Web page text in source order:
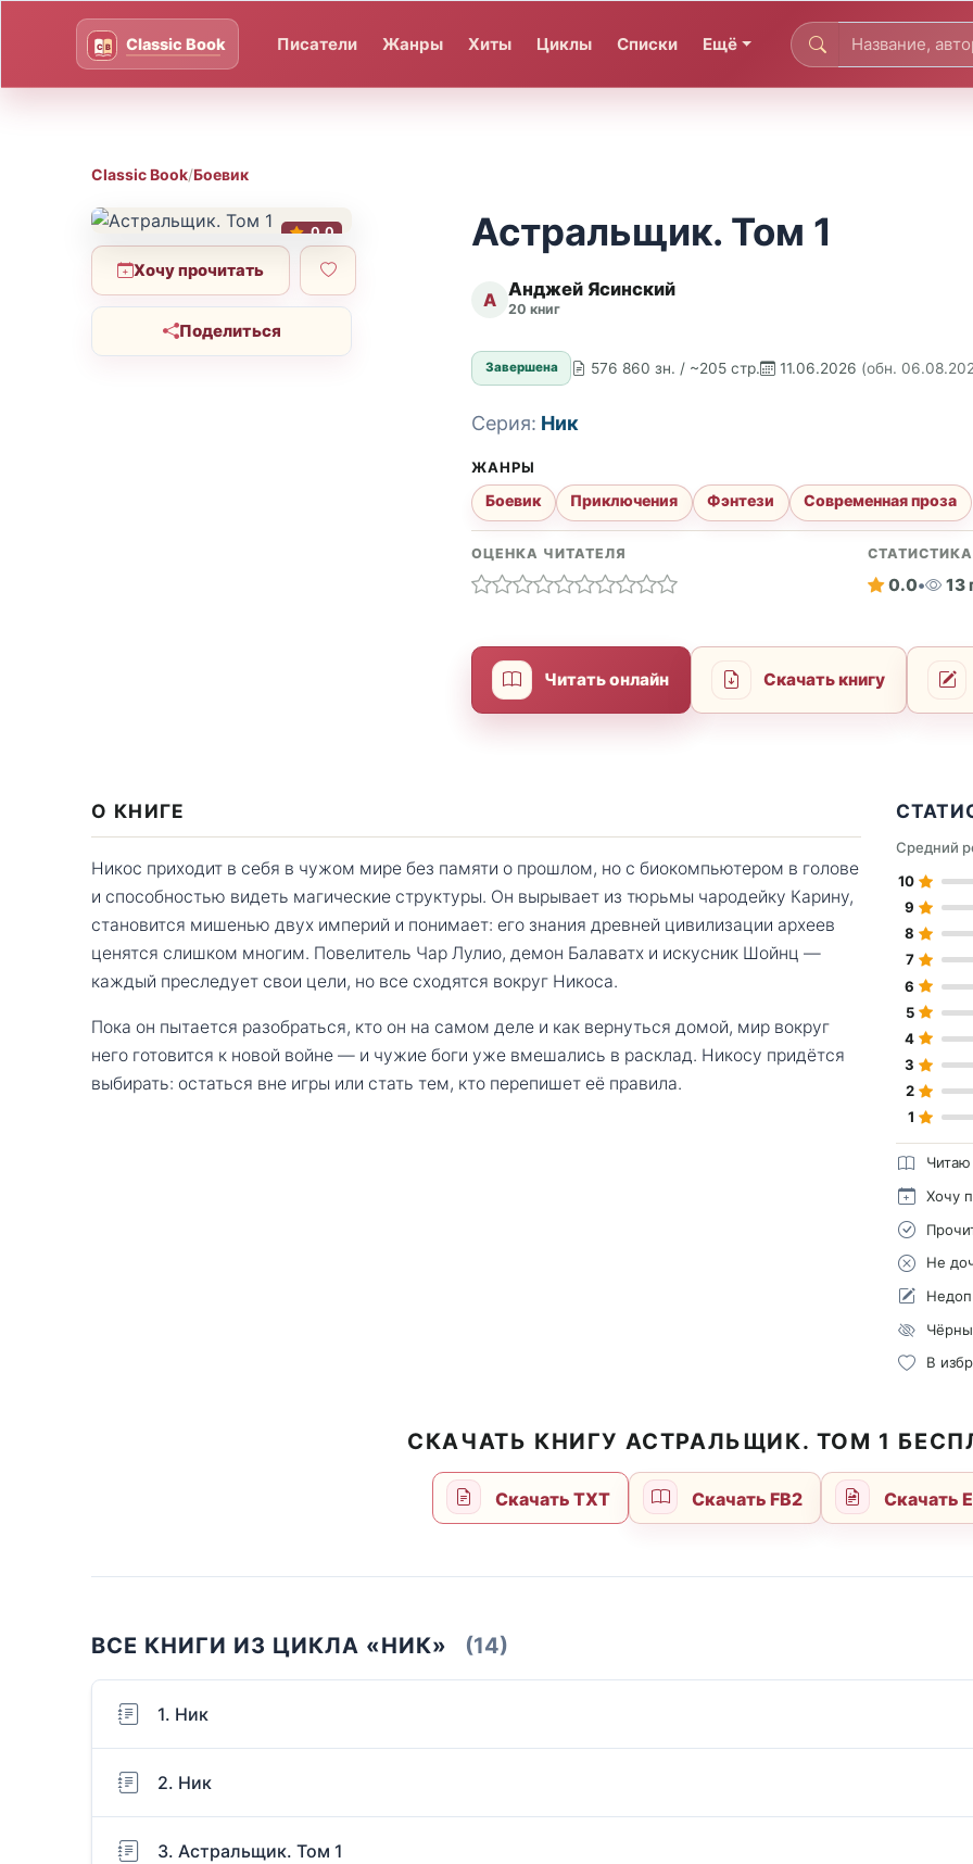
Писатели Жанры Хиты Циклы Списки Ещё
Classic Book/Боевик
0.0
Хочу прочитать
Поделиться
Астральщик. Том 1
А Анджей Ясинский
20 книг
Завершена 576 860 зн. / ~205 стр. 11.06.2026 (обн.
Серия: Ник
ЖАНРЫ
Боевик Приключения Фэнтези Современная проза
ОЦЕНКА ЧИТАТЕЛЯ СТАТИСТИКА
0.0• 13
Читать онлайн Скачать книгу
О КНИГЕ
Никос приходит в себя в чужом мире без памяти о прошлом, но с биокомпьютером в голове
и способностью видеть магические структуры. Он вырывает из тюрьмы чародейку Карину,
становится мишенью двух империй и понимает: его знания древней цивилизации археев
ценятся слишком многим. Повелитель Чар Лулио, демон Балаватх и искусник Шойнц —
каждый преследует свои цели, но все сходятся вокруг Никоса.
Пока он пытается разобраться, кто он на самом деле и как вернуться домой, мир вокруг
него готовится к новой войне — и чужие боги уже вмешались в расклад. Никосу придётся
выбирать: остаться вне игры или стать тем, кто перепишет её правила.
Средний
10
9
8
7
6
5
4
3
2
1
Читаю
Хочу
Не
В
СКАЧАТЬ КНИГУ АСТРАЛЬЩИК. ТОМ 1
Скачать TXT Скачать FB2 Скачать
ВСЕ КНИГИ ИЗ ЦИКЛА «НИК» (14)
1. Ник
2. Ник
3. Астральщик. Том 1